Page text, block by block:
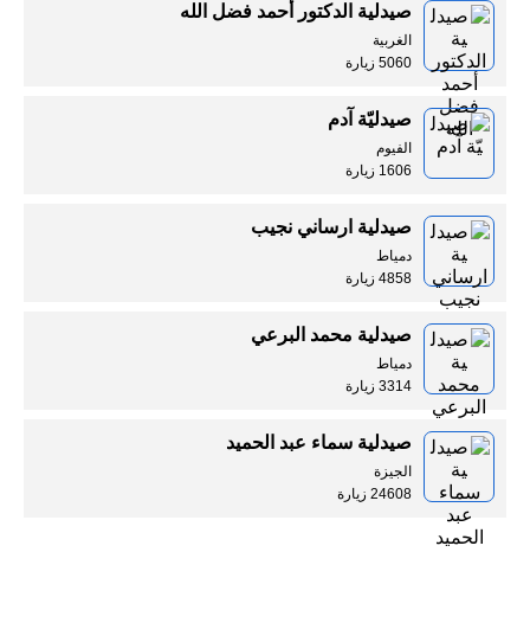
صيدلية الدكتور أحمد فضل الله
الغربية
5060 زيارة
صيدليّة آدم
الفيوم
1606 زيارة
صيدلية ارساني نجيب
دمياط
4858 زيارة
صيدلية محمد البرعي
دمياط
3314 زيارة
صيدلية سماء عبد الحميد
الجيزة
24608 زيارة